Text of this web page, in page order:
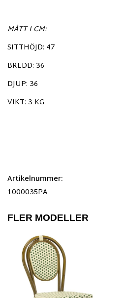
MÅTT I CM:
SITTHÖJD: 47
BREDD: 36
DJUP: 36
VIKT: 3 KG
Artikelnummer:
1000035PA
FLER MODELLER